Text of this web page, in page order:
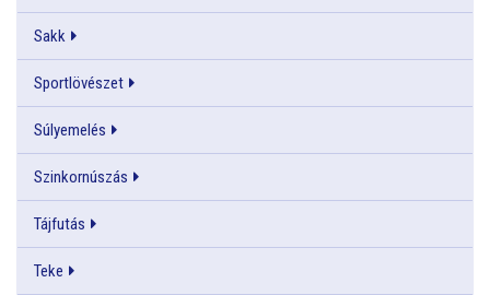
Sakk
Sportlövészet
Súlyemelés
Szinkornúszás
Tájfutás
Teke